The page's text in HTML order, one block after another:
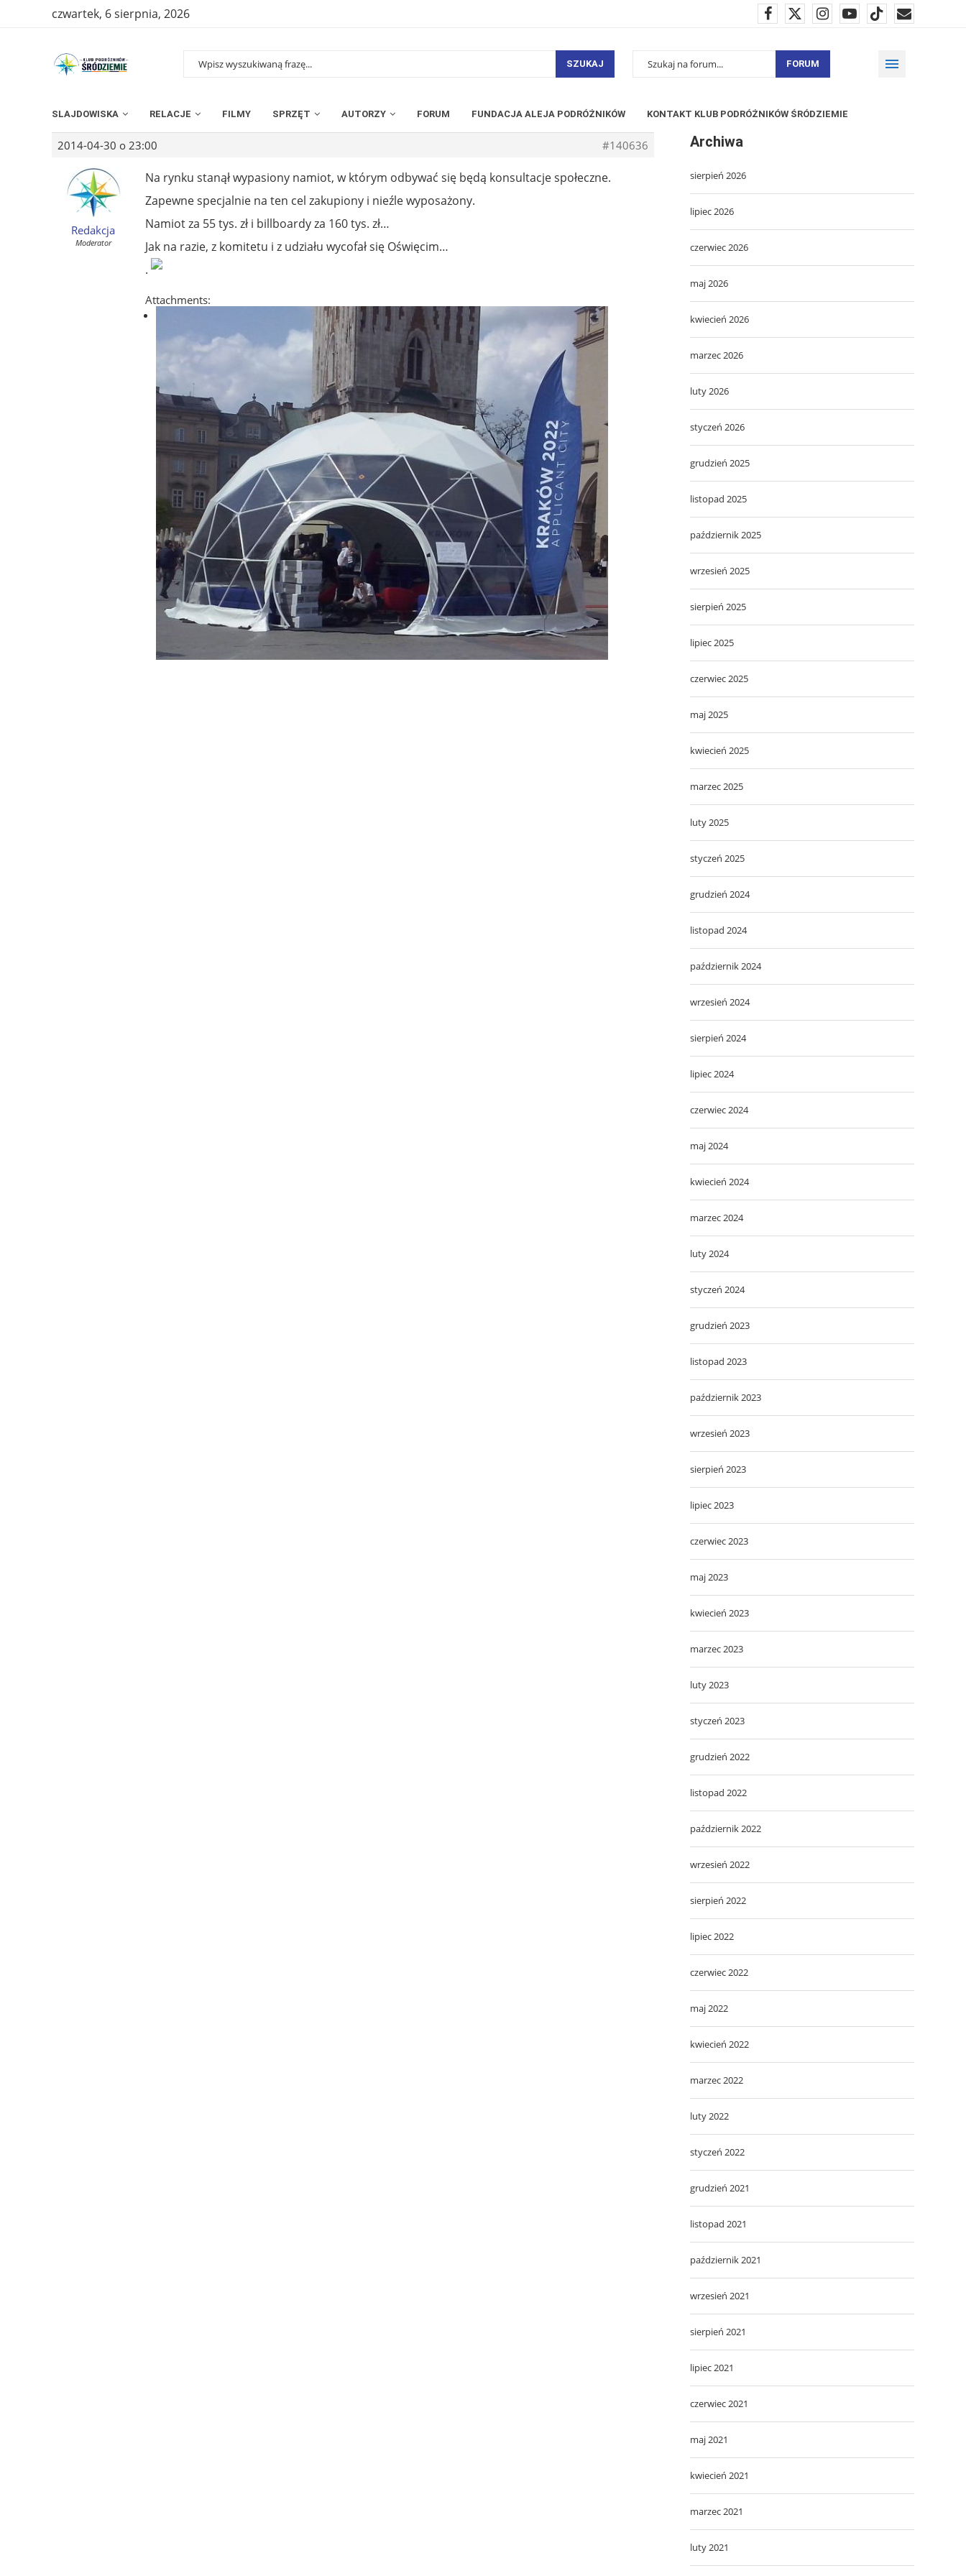
czwartek, 6 sierpnia, 2026
SZUKAJ FORUM
SLAJDOWISKA RELACJE FILMY SPRZĘT AUTORZY FORUM FUNDACJA ALEJA PODRÓŻNIKÓW KONTAKT KLUB PODRÓŻNIKÓW ŚRÓDZIEMIE
2014-04-30 o 23:00 #140636
Redakcja
Moderator
Na rynku stanął wypasiony namiot, w którym odbywać się będą konsultacje społeczne.
Zapewne specjalnie na ten cel zakupiony i nieźle wyposażony.
Namiot za 55 tys. zł i billboardy za 160 tys. zł…
Jak na razie, z komitetu i z udziału wycofał się Oświęcim…
.
Attachments:
Archiwa
sierpień 2026
lipiec 2026
czerwiec 2026
maj 2026
kwiecień 2026
marzec 2026
luty 2026
styczeń 2026
grudzień 2025
listopad 2025
październik 2025
wrzesień 2025
sierpień 2025
lipiec 2025
czerwiec 2025
maj 2025
kwiecień 2025
marzec 2025
luty 2025
styczeń 2025
grudzień 2024
listopad 2024
październik 2024
wrzesień 2024
sierpień 2024
lipiec 2024
czerwiec 2024
maj 2024
kwiecień 2024
marzec 2024
luty 2024
styczeń 2024
grudzień 2023
listopad 2023
październik 2023
wrzesień 2023
sierpień 2023
lipiec 2023
czerwiec 2023
maj 2023
kwiecień 2023
marzec 2023
luty 2023
styczeń 2023
grudzień 2022
listopad 2022
październik 2022
wrzesień 2022
sierpień 2022
lipiec 2022
czerwiec 2022
maj 2022
kwiecień 2022
marzec 2022
luty 2022
styczeń 2022
grudzień 2021
listopad 2021
październik 2021
wrzesień 2021
sierpień 2021
lipiec 2021
czerwiec 2021
maj 2021
kwiecień 2021
marzec 2021
luty 2021